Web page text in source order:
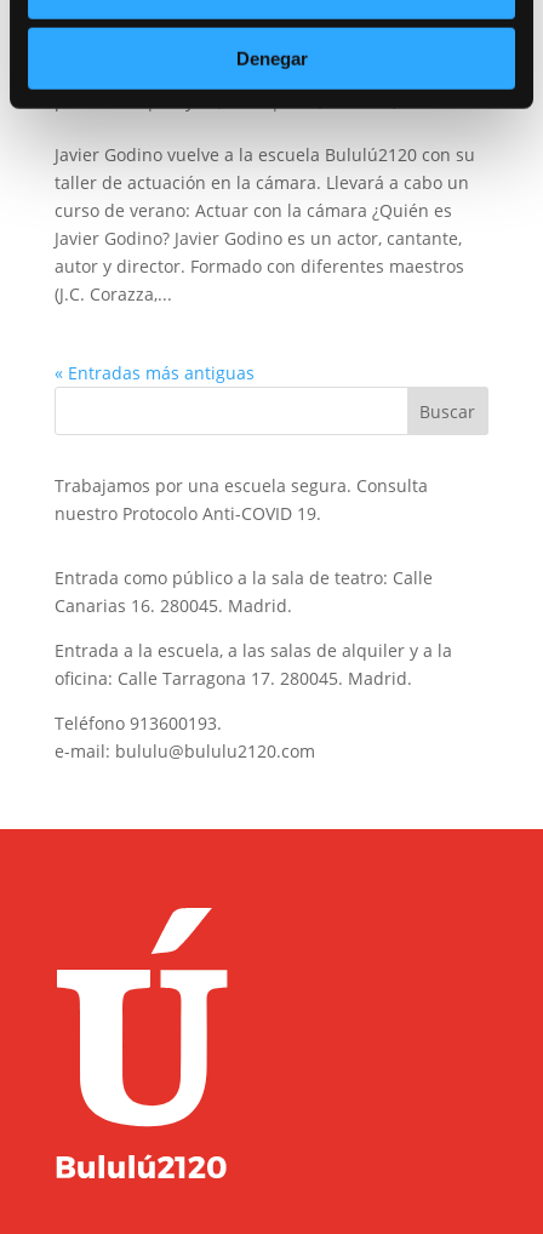
Denegar
Javier Godino en Bululú2120
Javier Godino vuelve a la escuela Bululú2120 con su
taller de actuación en la cámara. Llevará a cabo un
curso de verano: Actuar con la cámara ¿Quién es
Javier Godino? Javier Godino es un actor, cantante,
autor y director. Formado con diferentes maestros
(J.C. Corazza,...
« Entradas más antiguas
Trabajamos por una escuela segura. Consulta
nuestro Protocolo Anti-COVID 19.
Entrada como público a la sala de teatro: Calle
Canarias 16. 280045. Madrid.
Entrada a la escuela, a las salas de alquiler y a la
oficina: Calle Tarragona 17. 280045. Madrid.
Teléfono 913600193.
e-mail: bululu@bululu2120.com